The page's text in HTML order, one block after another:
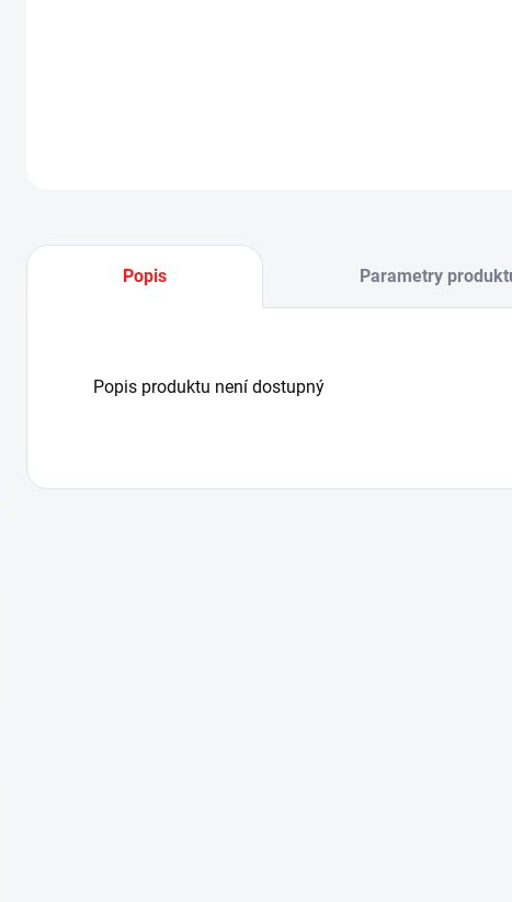
Popis Parametry
Popis produktu není dostupný